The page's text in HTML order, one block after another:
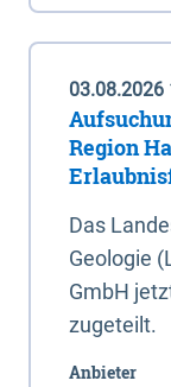
03.08.2026
Region
Das
Geologie
GmbH
zugeteilt.
Anbieter